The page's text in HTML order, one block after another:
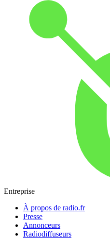
Entreprise
À propos de radio.fr
Presse
Annonceurs
Radiodiffuseurs